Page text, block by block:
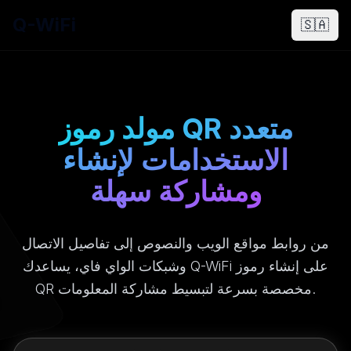
🇸🇦
مولد رموز QR متعدد
الاستخدامات لإنشاء
ومشاركة سهلة
من روابط مواقع الويب والنصوص إلى تفاصيل الاتصال
وشبكات الواي فاي، يساعدك Q-WiFi على إنشاء رموز
QR مخصصة بسرعة لتبسيط مشاركة المعلومات.